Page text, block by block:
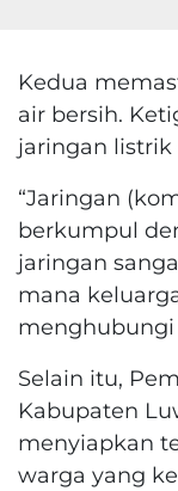
Kedua
air bersih.
jaringan
“Jaringan
berkumpul
jaringan
mana
menghubungi
Selain itu,
Kabupaten
menyiapkan
warga yang